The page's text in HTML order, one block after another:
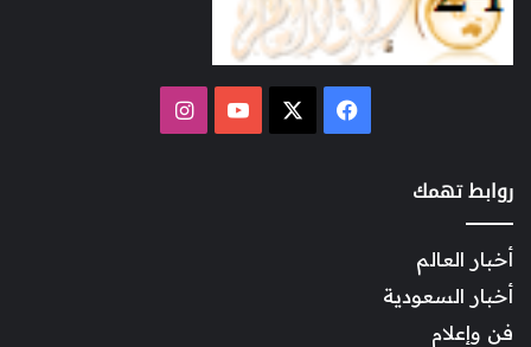
فيسبوك ‫YouTubeانستقرام
روابط تهمك
أخبار العالم
أخبار السعودية
فن وإعلام